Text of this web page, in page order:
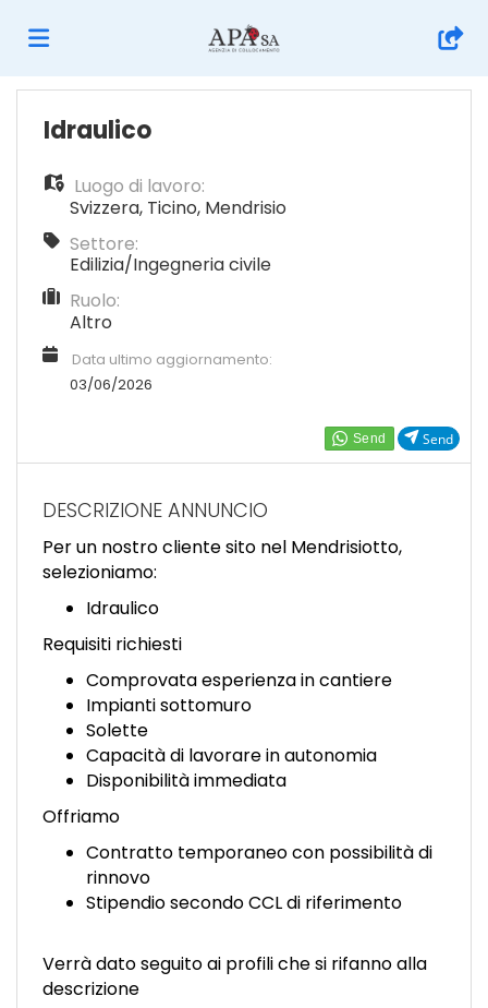
Home
Offerte
di
Carica
FR
IT
DE
ES
PT
Send
Idraulico
Luogo di lavoro:
Svizzera, Ticino, Mendrisio
Settore:
Edilizia/Ingegneria civile
Ruolo:
Altro
Data ultimo aggiornamento:
03/06/2026
DESCRIZIONE ANNUNCIO
Per un nostro cliente sito nel Mendrisiotto,
selezioniamo:
Idraulico
Requisiti richiesti
Comprovata esperienza in cantiere
Impianti sottomuro
Solette
Capacità di lavorare in autonomia
Disponibilità immediata
Offriamo
Contratto temporaneo con possibilità di
rinnovo
Stipendio secondo CCL di riferimento
Verrà dato seguito ai profili che si rifanno alla
descrizione